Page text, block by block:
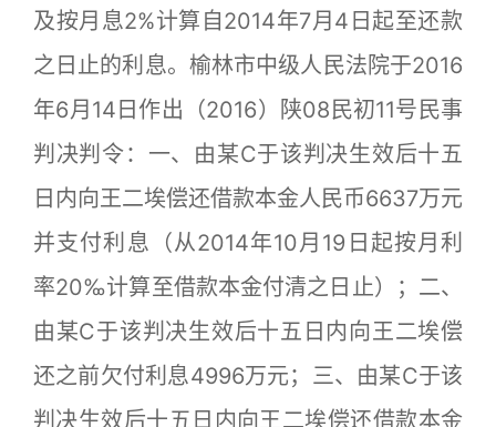
及按月息2%计算自2014年7月4日起至还款
之日止的利息。榆林市中级人民法院于2016
年6月14日作出（2016）陕08民初11号民事
判决判令：一、由某C于该判决生效后十五
日内向王二埃偿还借款本金人民币6637万元
并支付利息（从2014年10月19日起按月利
率20‰计算至借款本金付清之日止）；二、
由某C于该判决生效后十五日内向王二埃偿
还之前欠付利息4996万元；三、由某C于该
判决生效后十五日内向王二埃偿还借款本金